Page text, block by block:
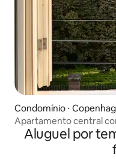
Condomínio ⋅
Apartamento central
Aluguel por